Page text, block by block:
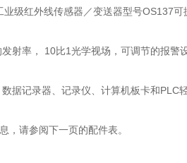
级红外线传感器／变送器型号OS137
射率， 10比1光学视场，可调节的报警
据记录器、记录仪、计算机板卡和
，请参阅下一页的配件表。